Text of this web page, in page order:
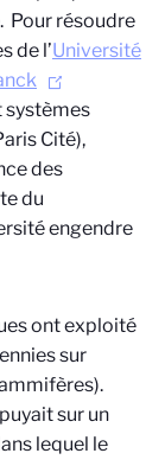
Pour résoudre
de l’Université
systèmes
Cité),
des
du
engendre
ont exploité
sur
sur un
lequel le